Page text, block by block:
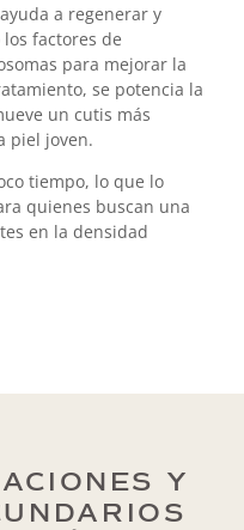
ayuda a regenerar y
factores de
para mejorar la
se potencia la
un cutis más
piel joven.
tiempo, lo que lo
quienes buscan una
en la densidad
Y